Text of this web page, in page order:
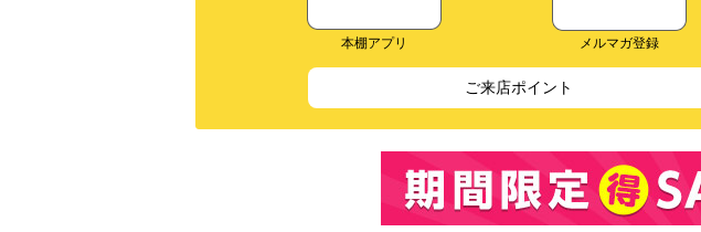
本棚アプリ メルマガ登録
ご来店ポイント